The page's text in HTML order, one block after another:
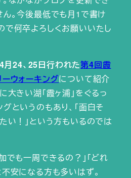
ん。今後最低でも月1で書け
で何卒よろしくお願いいたし
月24、25日行われた第4回霞
ウォーキングについて紹介
大きい湖「霞ヶ浦」をぐるっ
というのもあり、「面白そ
い！」という方もいるのでは
でも一周できるの？」「どれ
安になる方も多いはず。